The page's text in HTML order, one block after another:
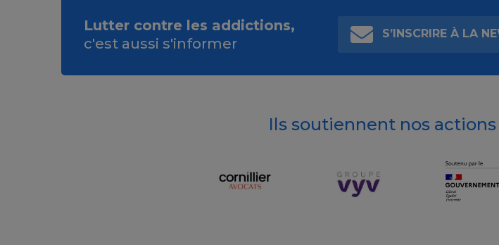
Lutter contre les addictions,
c'est aussi s'informer
S’INSCRIRE À LA
Ils soutiennent nos